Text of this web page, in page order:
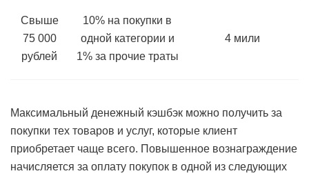
Свыше
75 000
рублей
10% на покупки в
одной категории и
1% за прочие траты
4 мили
Максимальный денежный кэшбэк можно получить за
покупки тех товаров и услуг, которые клиент
приобретает чаще всего. Повышенное вознаграждение
начисляется за оплату покупок в одной из следующих